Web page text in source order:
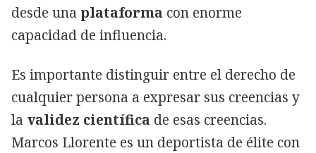
desde una plataforma con enorme
capacidad de influencia.
Es importante distinguir entre el derecho de
cualquier persona a expresar sus creencias y
la validez científica de esas creencias.
Marcos Llorente es un deportista de élite con